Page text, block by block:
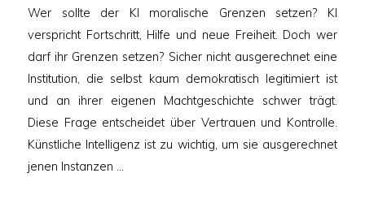
Wer sollte der KI moralische Grenzen setzen? KI
verspricht Fortschritt, Hilfe und neue Freiheit. Doch wer
darf ihr Grenzen setzen? Sicher nicht ausgerechnet eine
Institution, die selbst kaum demokratisch legitimiert ist
und an ihrer eigenen Machtgeschichte schwer trägt.
Diese Frage entscheidet über Vertrauen und Kontrolle.
Künstliche Intelligenz ist zu wichtig, um sie ausgerechnet
jenen Instanzen …